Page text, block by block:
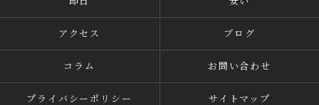
アクセス ブログ
コラム お問い合わせ
プライバシーポリシー サイトマップ